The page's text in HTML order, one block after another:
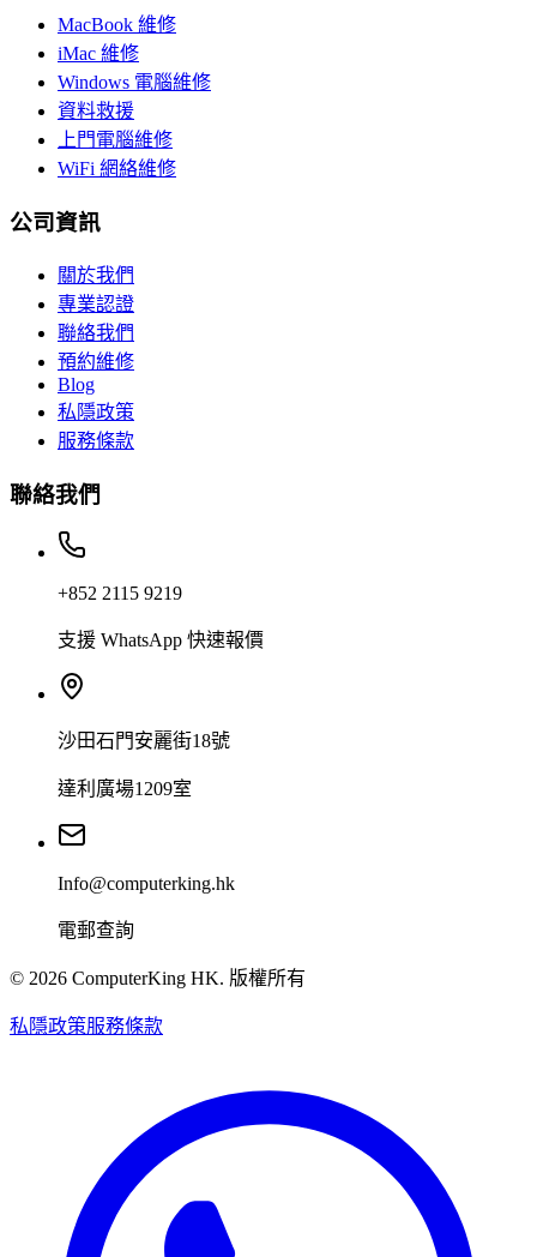
MacBook 維修
iMac 維修
Windows 電腦維修
資料救援
上門電腦維修
WiFi 網絡維修
公司資訊
關於我們
專業認證
聯絡我們
預約維修
Blog
私隱政策
服務條款
聯絡我們
+852 2115 9219
支援 WhatsApp 快速報價
沙田石門安麗街18號
達利廣場1209室
Info@computerking.hk
電郵查詢
© 2026 ComputerKing HK. 版權所有
私隱政策服務條款